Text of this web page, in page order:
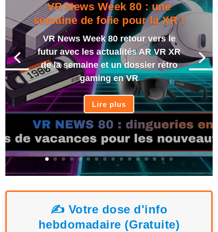
VR News Week 80 : une
semaine de folie pour la XR !
VR News Week 80 retour vers le
futur avec les actualités AR VR XR
de la semaine et un dossier rétro
gaming en VR
Lire plus
✍️ Votre dose d'info
hebdomadaire (Gratuite)